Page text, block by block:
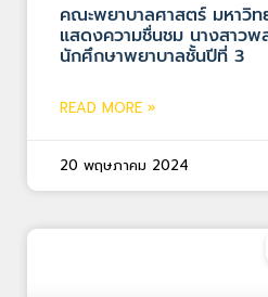
คณะพยาบาลศาสตร์ มหาวิ
แสดงความชื่นชม นางสาว
นักศึกษาพยาบาลชั้นปีที่ 3
READ MORE »
20 พฤษภาคม 2024